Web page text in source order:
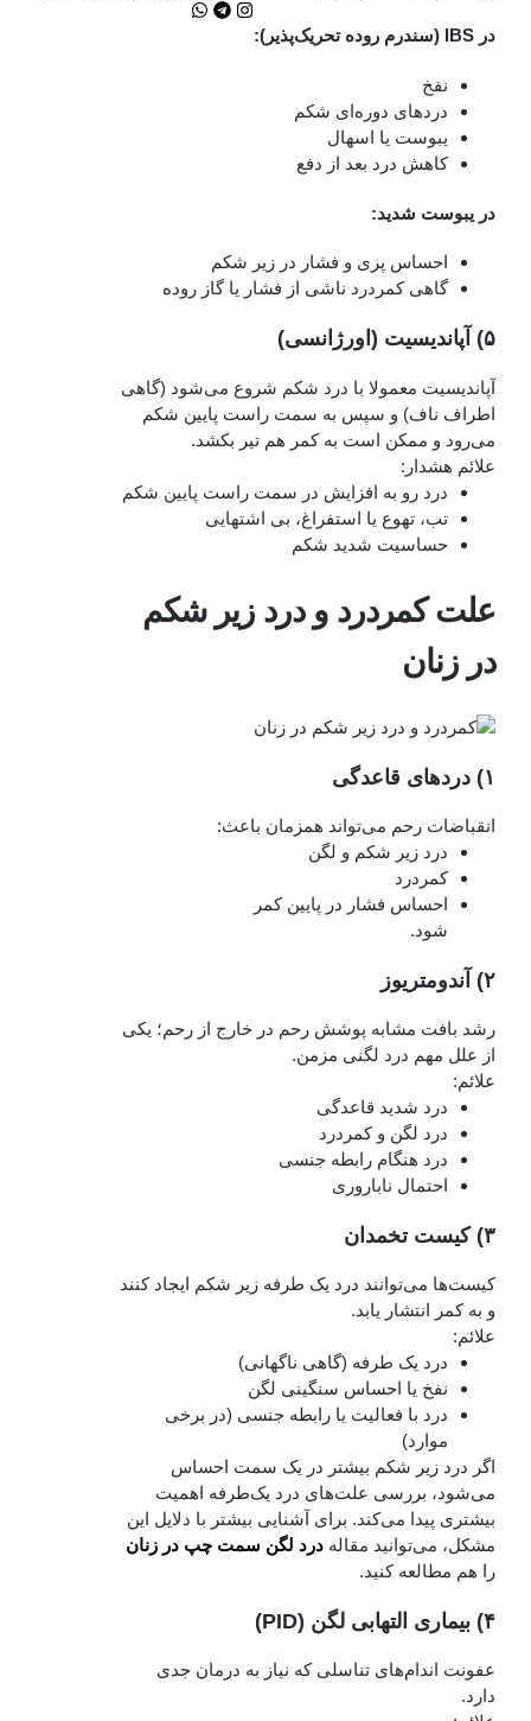
در IBS (سندرم روده تحریک‌پذیر):
نفخ
دردهای دوره‌ای شکم
یبوست یا اسهال
کاهش درد بعد از دفع
در یبوست شدید:
احساس پری و فشار در زیر شکم
گاهی کمردرد ناشی از فشار یا گاز روده
۵) آپاندیسیت (اورژانسی)
آپاندیسیت معمولا با درد شکم شروع می‌شود (گاهی
اطراف ناف) و سپس به سمت راست پایین شکم
می‌رود و ممکن است به کمر هم تیر بکشد.
علائم هشدار:
درد رو به افزایش در سمت راست پایین شکم
تب، تهوع یا استفراغ، بی‌ اشتهایی
حساسیت شدید شکم
علت کمردرد و درد زیر شکم
در زنان
۱) دردهای قاعدگی
انقباضات رحم می‌تواند همزمان باعث:
درد زیر شکم و لگن
کمردرد
احساس فشار در پایین کمر
شود.
۲) آندومتریوز
رشد بافت مشابه پوشش رحم در خارج از رحم؛ یکی
از علل مهم درد لگنی مزمن.
علائم:
درد شدید قاعدگی
درد لگن و کمردرد
درد هنگام رابطه جنسی
احتمال ناباروری
۳) کیست تخمدان
کیست‌ها می‌توانند درد یک‌ طرفه زیر شکم ایجاد کنند
و به کمر انتشار یابد.
علائم:
درد یک‌ طرفه (گاهی ناگهانی)
نفخ یا احساس سنگینی لگن
درد با فعالیت یا رابطه جنسی (در برخی
موارد)
اگر درد زیر شکم بیشتر در یک سمت احساس
می‌شود، بررسی علت‌های درد یک‌طرفه اهمیت
بیشتری پیدا می‌کند. برای آشنایی بیشتر با دلایل این
مشکل، می‌توانید مقاله درد لگن سمت چپ در زنان
را هم مطالعه کنید.
۴) بیماری التهابی لگن (PID)
عفونت اندام‌های تناسلی که نیاز به درمان جدی
دارد.